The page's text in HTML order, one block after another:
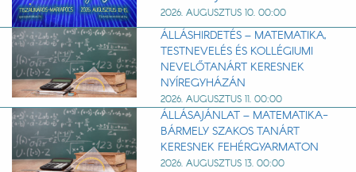
2026. AUGUSZTUS 10. 00:00
ÁLLÁSHIRDETÉS – MATEMATIKA,
TESTNEVELÉS ÉS KOLLÉGIUMI
NEVELŐTANÁRT KERESNEK
NYÍREGYHÁZÁN
2026. AUGUSZTUS 11. 00:00
ÁLLÁSAJÁNLAT – MATEMATIKA-
BÁRMELY SZAKOS TANÁRT
KERESNEK FEHÉRGYARMATON
2026. AUGUSZTUS 13. 00:00